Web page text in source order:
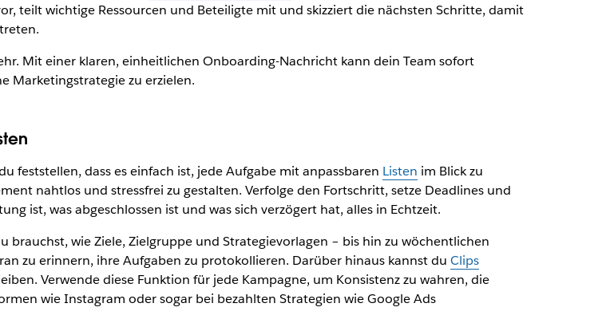
teilt wichtige Ressourcen und Beteiligte mit und skizziert die nächsten Schritte, damit
Mit einer klaren, einheitlichen Onboarding-Nachricht kann dein Team sofort
Marketingstrategie zu erzielen.
feststellen, dass es einfach ist, jede Aufgabe mit anpassbaren Listen im Blick zu
nahtlos und stressfrei zu gestalten. Verfolge den Fortschritt, setze Deadlines und
ist, was abgeschlossen ist und was sich verzögert hat, alles in Echtzeit.
brauchst, wie Ziele, Zielgruppe und Strategievorlagen – bis hin zu wöchentlichen
zu erinnern, ihre Aufgaben zu protokollieren. Darüber hinaus kannst du Clips
Verwende diese Funktion für jede Kampagne, um Konsistenz zu wahren, die
wie Instagram oder sogar bei bezahlten Strategien wie Google Ads